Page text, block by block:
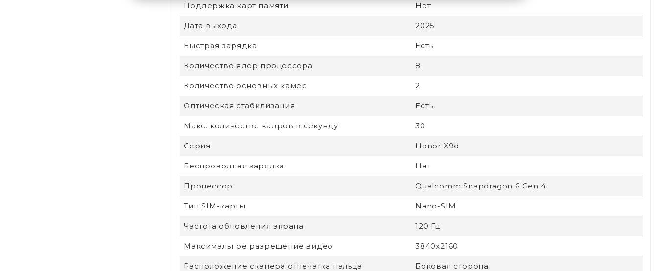
Поддержка карт памяти Нет
Дата выхода 2025
Быстрая зарядка Есть
Количество ядер процессора 8
Количество основных камер 2
Оптическая стабилизация Есть
Макс. количество кадров в секунду 30
Серия Honor X9d
Беспроводная зарядка Нет
Процессор Qualcomm Snapdragon 6 Gen 4
Тип SIM-карты Nano-SIM
Частота обновления экрана 120 Гц
Максимальное разрешение видео 3840x2160
Расположение сканера отпечатка пальца Боковая сторона